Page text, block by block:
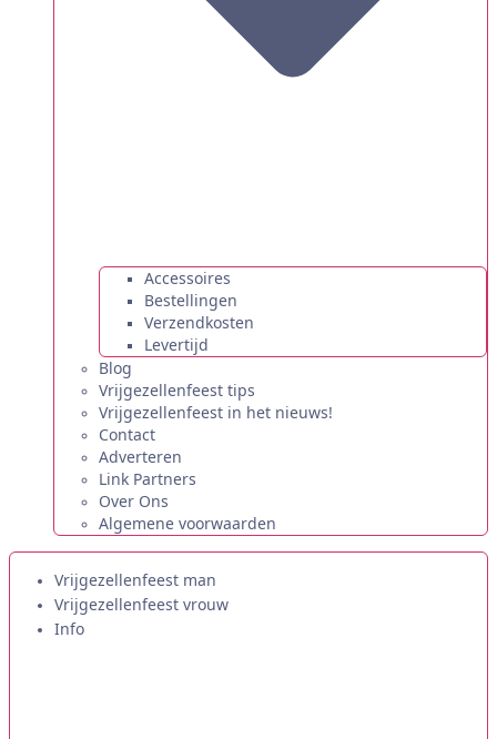
Accessoires
Bestellingen
Verzendkosten
Levertijd
Blog
Vrijgezellenfeest tips
Vrijgezellenfeest in het nieuws!
Contact
Adverteren
Link Partners
Over Ons
Algemene voorwaarden
Vrijgezellenfeest man
Vrijgezellenfeest vrouw
Info